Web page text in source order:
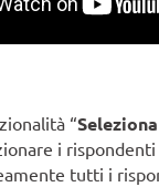
“
i
tutti i